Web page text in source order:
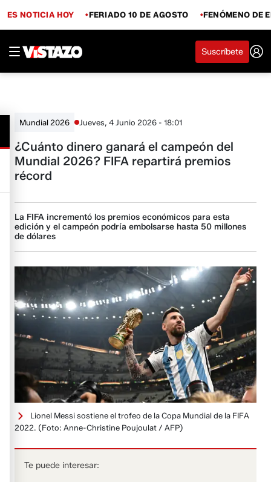
ES NOTICIA HOY FERIADO 10 DE AGOSTO FENÓMENO DE
Suscríbete
Mundial 2026 Jueves, 4 Junio 2026 - 18:01
¿Cuánto dinero ganará el campeón del
Mundial 2026? FIFA repartirá premios
récord
La FIFA incrementó los premios económicos para esta
edición y el campeón podría embolsarse hasta 50 millones
de dólares
Lionel Messi sostiene el trofeo de la Copa Mundial de la FIFA
2022. (Foto: Anne-Christine Poujoulat / AFP)
Te puede interesar: